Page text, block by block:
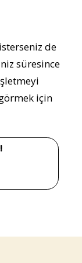
de
süresince
için